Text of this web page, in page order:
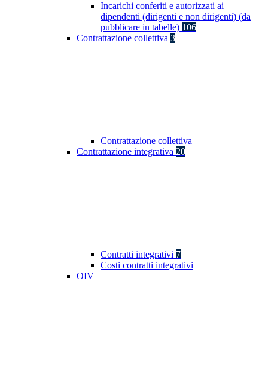
Incarichi conferiti e autorizzati ai
dipendenti (dirigenti e non dirigenti) (da
pubblicare in tabelle) 106
Contrattazione collettiva 3
Contrattazione collettiva
Contrattazione integrativa 20
Contratti integrativi 7
Costi contratti integrativi
OIV